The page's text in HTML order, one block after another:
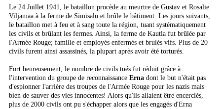
Le 24 Juillet 1941, le bataillon procède au meurtre de Gustav et Rosalie
Viljamaa à la ferme de Simisalu et brûle le bâtiment. Les jours suivants,
le bataillon met à feu et à sang toute la région, tuant systématiquement
les civils et brûlant les fermes. Ainsi, la ferme de Kautla fut brûlée par
l'Armée Rouge; famille et employés enfermés et brulés vifs. Plus de 20
civils furent ainsi assassinés, la plupart après avoir été torturés.
Fort heureusement, le nombre de civils tués fut réduit grâce à
l'intervention du groupe de reconnaissance Erna dont le but n'était pas
d'espionner l'arrière des troupes de l'Armée Rouge pour les nazis mais
bien de sauver des vies innocentes! Alors qu'ils allaient être encerclés,
plus de 2000 civils ont pu s'échapper alors que les engagés d'Erna